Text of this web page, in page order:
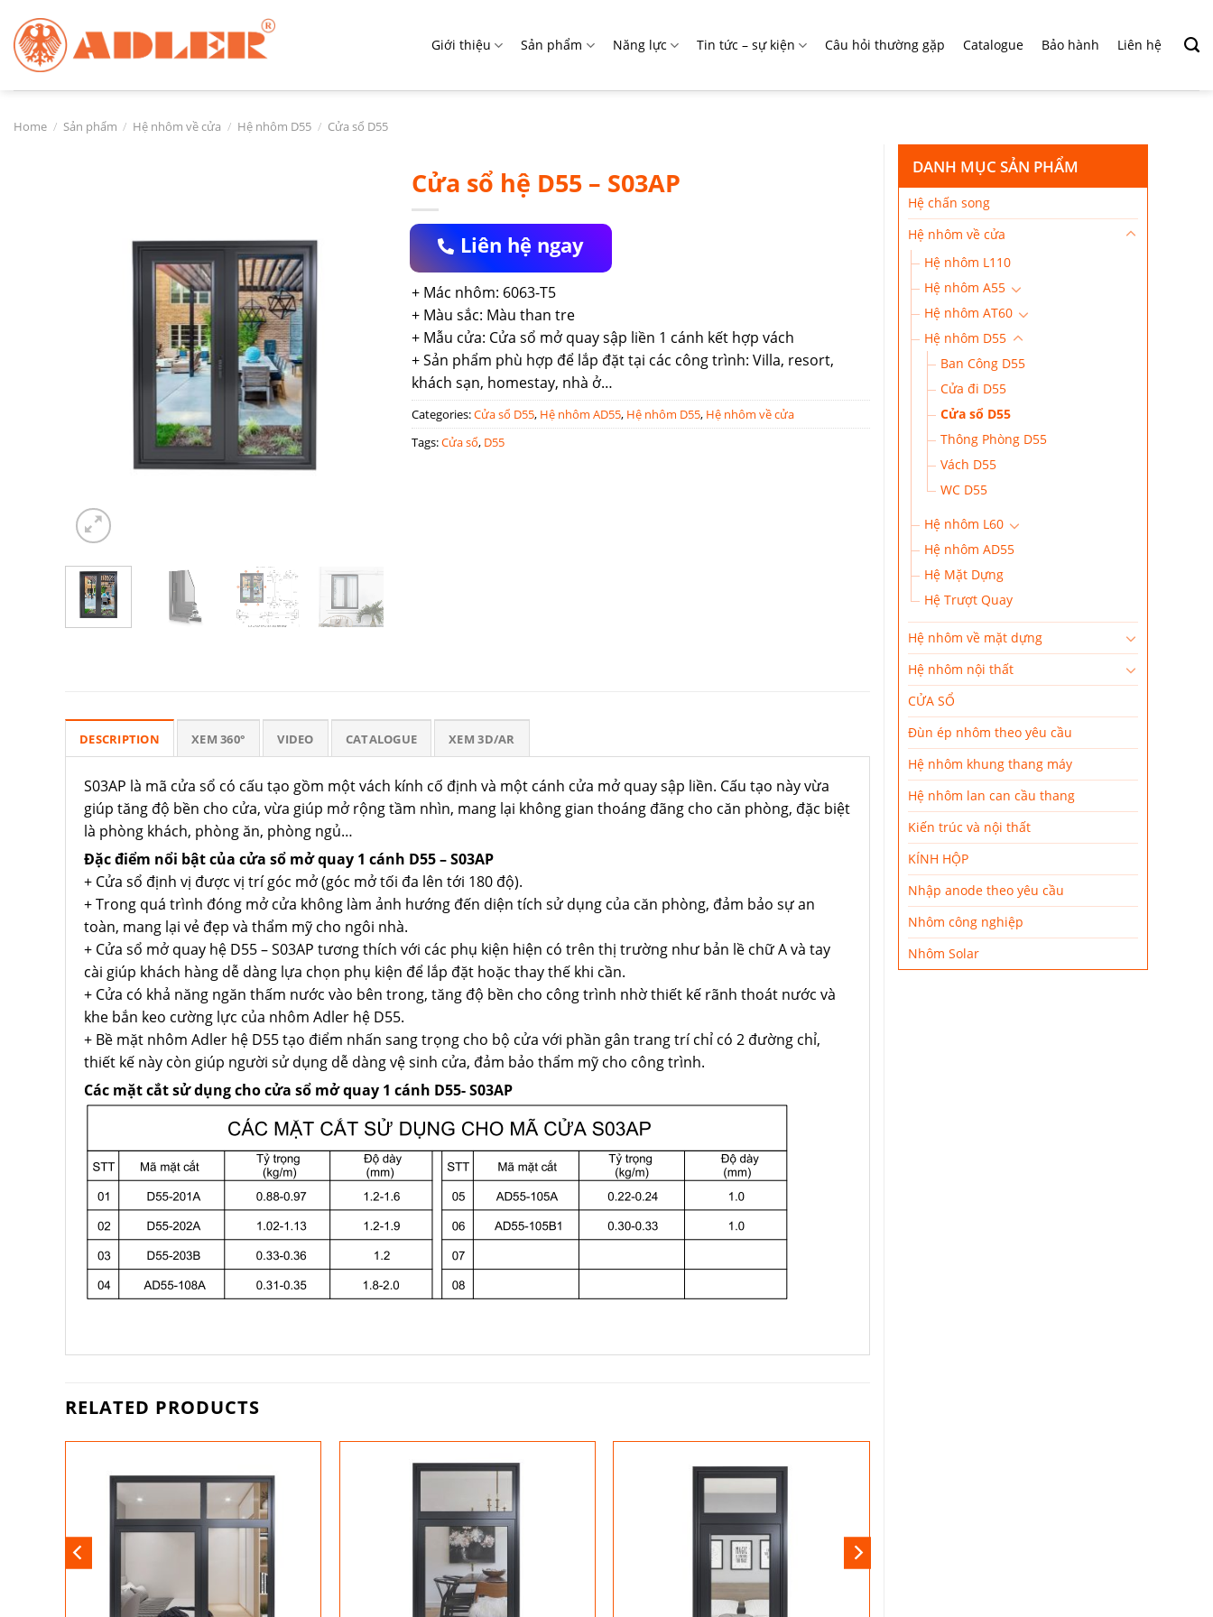
đến
nội
dung
Giới thiệu Sản phẩm Năng lực Tin tức – sự kiện Câu hỏi thường gặp Catalogue Bảo hành Liên hệ
Home / Sản phẩm / Hệ nhôm về cửa / Hệ nhôm D55 / Cửa sổ D55
DANH MỤC SẢN PHẨM
Hệ chấn song
Hệ nhôm về cửa
Hệ nhôm L110
Hệ nhôm A55
Hệ nhôm AT60
Hệ nhôm D55
Ban Công D55
Cửa đi D55
Cửa sổ D55
Thông Phòng D55
Vách D55
WC D55
Hệ nhôm L60
Hệ nhôm AD55
Hệ Mặt Dựng
Hệ Trượt Quay
Hệ nhôm về mặt dựng
Hệ nhôm nội thất
CỬA SỔ
Đùn ép nhôm theo yêu cầu
Hệ nhôm khung thang máy
Hệ nhôm lan can cầu thang
Kiến trúc và nội thất
KÍNH HỘP
Nhập anode theo yêu cầu
Nhôm công nghiệp
Nhôm Solar
Cửa sổ hệ D55 – S03AP
Liên hệ ngay
+ Mác nhôm: 6063-T5
+ Màu sắc: Màu than tre
+ Mẫu cửa: Cửa sổ mở quay sập liền 1 cánh kết hợp vách
+ Sản phẩm phù hợp để lắp đặt tại các công trình: Villa, resort,
khách sạn, homestay, nhà ở…
Categories:Cửa sổ D55, Hệ nhôm AD55, Hệ nhôm D55, Hệ nhôm về cửa
Tags:Cửa sổ, D55
DESCRIPTION XEM 360° VIDEO CATALOGUE XEM 3D/AR
S03AP là mã cửa sổ có cấu tạo gồm một vách kính cố định và một cánh cửa mở quay sập liền. Cấu tạo này vừa
giúp tăng độ bền cho cửa, vừa giúp mở rộng tầm nhìn, mang lại không gian thoáng đãng cho căn phòng, đặc biệt
là phòng khách, phòng ăn, phòng ngủ…
Đặc điểm nổi bật của cửa sổ mở quay 1 cánh D55 – S03AP
+ Cửa sổ định vị được vị trí góc mở (góc mở tối đa lên tới 180 độ).
+ Trong quá trình đóng mở cửa không làm ảnh hướng đến diện tích sử dụng của căn phòng, đảm bảo sự an
toàn, mang lại vẻ đẹp và thẩm mỹ cho ngôi nhà.
+ Cửa sổ mở quay hệ D55 – S03AP tương thích với các phụ kiện hiện có trên thị trường như bản lề chữ A và tay
cài giúp khách hàng dễ dàng lựa chọn phụ kiện để lắp đặt hoặc thay thế khi cần.
+ Cửa có khả năng ngăn thấm nước vào bên trong, tăng độ bền cho công trình nhờ thiết kế rãnh thoát nước và
khe bắn keo cường lực của nhôm Adler hệ D55.
+ Bề mặt nhôm Adler hệ D55 tạo điểm nhấn sang trọng cho bộ cửa với phần gân trang trí chỉ có 2 đường chỉ,
thiết kế này còn giúp người sử dụng dễ dàng vệ sinh cửa, đảm bảo thẩm mỹ cho công trình.
Các mặt cắt sử dụng cho cửa sổ mở quay 1 cánh D55- S03AP
RELATED PRODUCTS